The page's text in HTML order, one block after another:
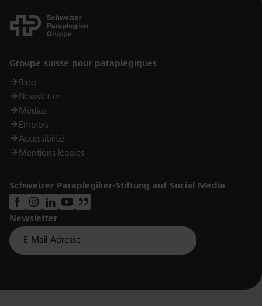
Links
Groupe suisse pour paraplégiques
Blog
Newsletter
Médias
Emplois
Accessibilité
Mentions légales
Schweizer Paraplegiker-Stiftung auf Social Media
Newsletter
Für Newsletter der Paraplegiker Stiftung anmelden